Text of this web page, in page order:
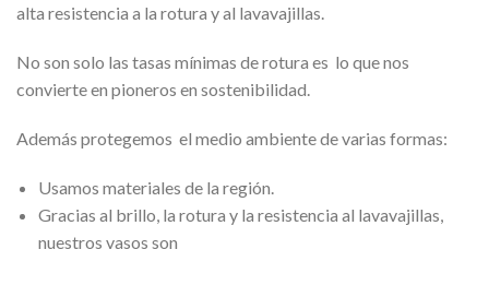
alta resistencia a la rotura y al lavavajillas.
No son solo las tasas mínimas de rotura es lo que nos
convierte en pioneros en sostenibilidad.
Además protegemos el medio ambiente de varias formas:
Usamos materiales de la región.
Gracias al brillo, la rotura y la resistencia al lavavajillas,
nuestros vasos son